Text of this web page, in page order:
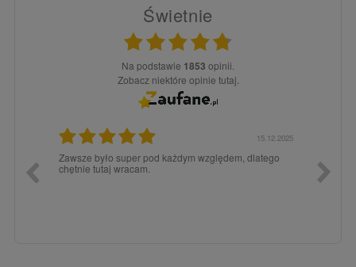
Świetnie
Na podstawie 1853 opinii.
Zobacz niektóre opinie tutaj.
15.12.2025
Zawsze było super pod każdym względem, dlatego
chętnie tutaj wracam.